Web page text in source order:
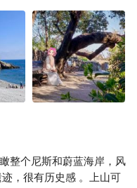
整个尼斯和蔚蓝海岸，风
，很有历史感 。上山可